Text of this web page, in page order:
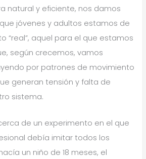
natural y eficiente, nos damos
jóvenes y adultos estamos de
“real”, aquel para el que estamos
según crecemos, vamos
por patrones de movimiento
generan tensión y falta de
sistema.
de un experimento en el que
debía imitar todos los
un niño de 18 meses, el